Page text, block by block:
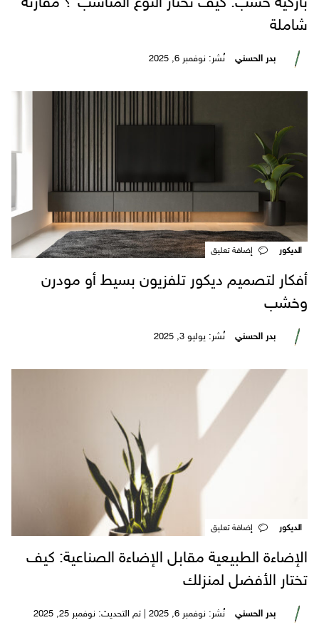
شاملة
بدر الحسني نُشر: نوفمبر 6, 2025
الديكور
أفكار لتصميم ديكور تلفزيون بسيط أو مودرن
وخشب
بدر الحسني نُشر: يوليو 3, 2025
الديكور
الإضاءة الطبيعية مقابل الإضاءة الصناعية: كيف
تختار الأفضل لمنزلك
بدر الحسني نُشر: نوفمبر 6, 2025 | تم التحديث: نوفمبر 25, 2025